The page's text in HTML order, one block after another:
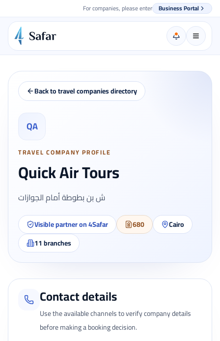
For companies, please enter Business Portal
Back to travel companies directory
QA
TRAVEL COMPANY PROFILE
Quick Air Tours
ش بن بطوطة أمام الجوازات
Visible partner on 4Safar 680
Cairo
11branches
Contact details
Use the available channels to verify company details
before making a booking decision.